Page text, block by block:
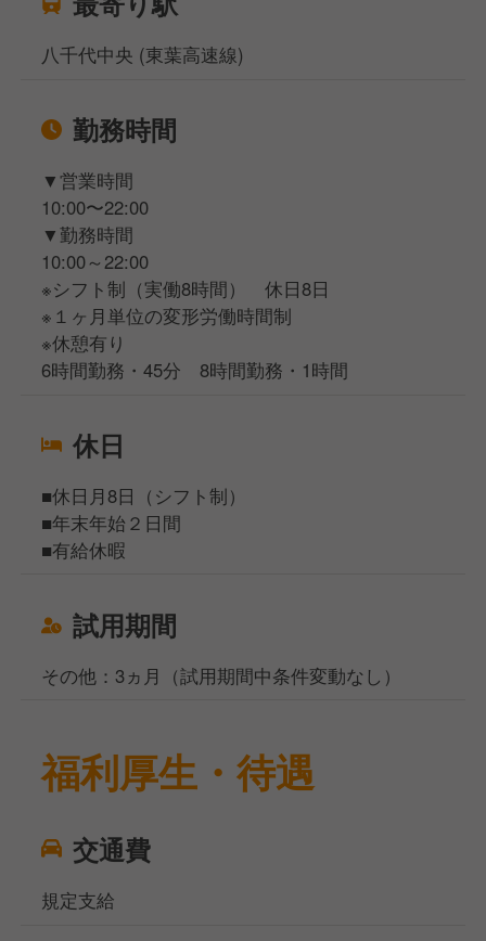
八千代中央 (東葉高速線)
勤務時間
▼営業時間
10:00〜22:00
▼勤務時間
10:00～22:00
※シフト制（実働8時間） 休日8日
※１ヶ月単位の変形労働時間制
※休憩有り
6時間勤務・45分 8時間勤務・1時間
休日
■休日月8日（シフト制）
■年末年始２日間
■有給休暇
試用期間
その他：3ヵ月（試用期間中条件変動なし）
福利厚生・待遇
交通費
規定支給